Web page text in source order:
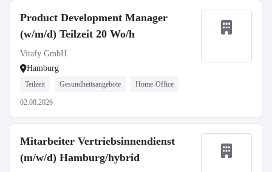
Product Development Manager
(w/m/d) Teilzeit 20 Wo/h
Vitafy GmbH
Hamburg
Teilzeit Gesundheitsangebote Home-Office
02.08.2026
Mitarbeiter Vertriebsinnendienst
(m/w/d) Hamburg/hybrid